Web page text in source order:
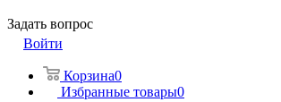
Задать вопрос
Войти
Корзина0
Избранные товары0